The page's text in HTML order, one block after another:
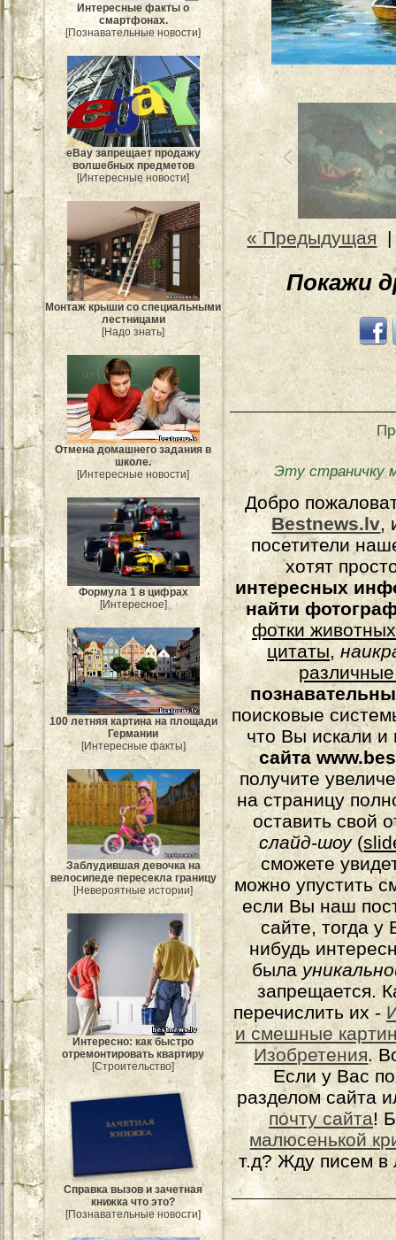
Интересные факты о
смартфонах.
[Познавательные новости]
eBay запрещает продажу
волшебных предметов
[Интересные новости]
Монтаж крыши со специальными
лестницами
[Надо знать]
Отмена домашнего задания в
школе.
[Интересные новости]
Формула 1 в цифрах
[Интересное]
100 летняя картина на площади
Германии
[Интересные факты]
Заблудившая девочка на
велосипеде пересекла границу
[Невероятные истории]
Интересно: как быстро
отремонтировать квартиру
[Строительство]
Справка вызов и зачетная
книжка что это?
[Познавательные новости]
« Предыдущая
Покажи
Эту страничку
Добро
Bestnews.lv,
посетители
хотят
интересных
найти
фотки животных
цитаты,
поисковые
что Вы искали и
сайта
получите
на страницу
оставить свой
слайд-шоу(
сможете
можно упустить
если Вы наш
сайте, тогда у
нибудь
была
запрещается.
перечислить их -
и смешные
Изобретения.
Если у Вас
разделом сайта
почту сайта!
малюсенькой
т.д? Жду писем в